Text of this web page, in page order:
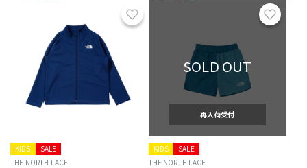
お気に入り
SALE
KIDS
THE NORTH FACE
SOLD OUT
再入荷受付
SALE
KIDS
THE NORTH FACE